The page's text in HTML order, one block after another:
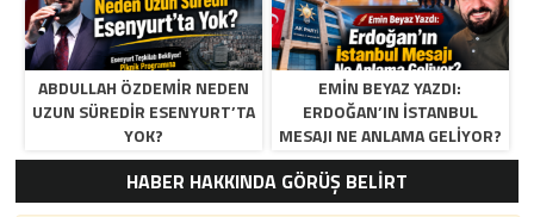
ABDULLAH ÖZDEMIR NEDEN
UZUN SÜREDIR ESENYURT’TA
YOK?
EMIN BEYAZ YAZDI:
ERDOĞAN’IN İSTANBUL
MESAJI NE ANLAMA GELIYOR?
HABER HAKKINDA GÖRÜŞ BELİRT